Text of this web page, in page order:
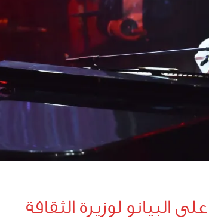
لوزيرة الثقافة